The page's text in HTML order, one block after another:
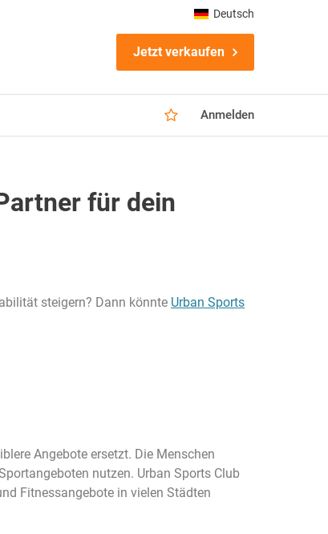
Jetzt verkaufen
Anmelden
Deutsch
für dein
steigern? Dann könnte Urban Sports
Angebote ersetzt. Die Menschen
nutzen. Urban Sports Club
Fitnessangebote in vielen Städten